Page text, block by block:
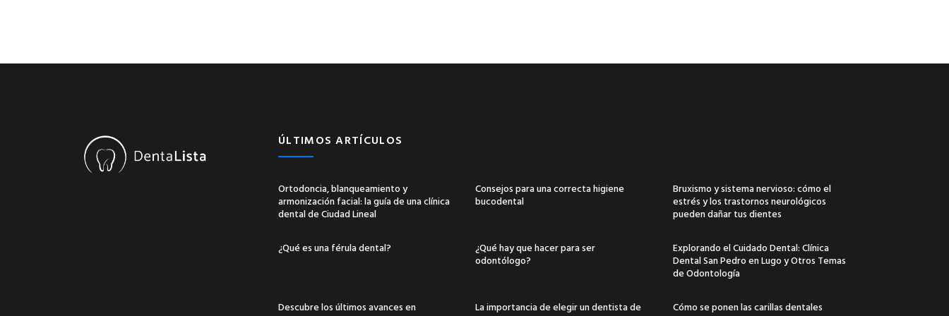
ÚLTIMOS ARTÍCULOS
Ortodoncia, blanqueamiento y
armonización facial: la guía de una clínica
dental de Ciudad Lineal
Consejos para una correcta higiene
bucodental
Bruxismo y sistema nervioso: cómo el
estrés y los trastornos neurológicos
pueden dañar tus dientes
¿Qué es una férula dental?
¿Qué hay que hacer para ser
odontólogo?
Explorando el Cuidado Dental: Clínica
Dental San Pedro en Lugo y Otros Temas
de Odontología
Descubre los últimos avances en
La importancia de elegir un dentista de
Cómo se ponen las carillas dentales